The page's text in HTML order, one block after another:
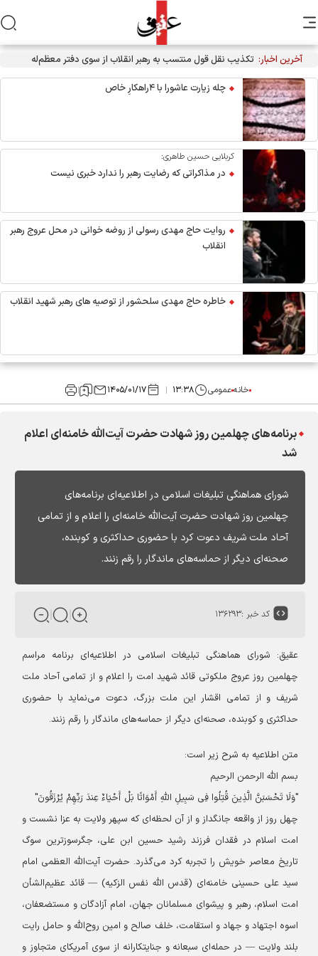
آخرین اخبار: تکذیب نقل قول منتسب به رهبر انقلاب از سوی دفتر معظم‌له
چله زیارت عاشورا با ۴راهکارِ خاص
کربلایی حسین طاهری:
در مذاکراتی که رضایت رهبر را ندارد خبری نیست
روایت حاج مهدی رسولی از روضه خوانی در محل عروج رهبر
انقلاب
خاطره حاج مهدی سلحشور از توصیه های رهبر شهید انقلاب
خانهعمومی ۱۳:۳۸ ۱۴۰۵/۰۱/۱۷
برنامه‌های چهلمین روز شهادت حضرت آیت‌الله خامنه‌ای اعلام
شد
شورای هماهنگی تبلیغات اسلامی در اطلاعیه‌ای برنامه‌های
چهلمین روز شهادت حضرت آیت‌الله خامنه‌ای را اعلام و از تمامی
آحاد ملت شریف دعوت کرد با حضوری حداکثری و کوبنده،
صحنه‌ای دیگر از حماسه‌های ماندگار را رقم زنند.
کد خبر :۱۳۶۲۹۳
عقیق:شورای هماهنگی تبلیغات اسلامی در اطلاعیه‌ای برنامه مراسم
چهلمین روز عروج ملکوتی قائد شهید امت را اعلام و از تمامی آحاد ملت
شریف و از تمامی اقشار این ملت بزرگ، دعوت می‌نماید با حضوری
حداکثری و کوبنده، صحنه‌ای دیگر از حماسه‌های ماندگار را رقم زنند.
متن اطلاعیه به شرح زیر است:
بسم الله الرحمن الرحیم
"وَلَا تَحْسَبَنَّ الَّذِینَ قُتِلُوا فِی سَبِیلِ اللَّهِ أَمْوَاتًا بَلْ أَحْیَاءٌ عِندَ رَبِّهِمْ یُرْزَقُونَ"
چهل روز از واقعه جانگداز و از آن لحظه‌ای که سپهر ولایت به عزا نشست و
امت اسلام در فقدان فرزند رشید حسین ابن علی، جگرسوزترین سوگ
تاریخ معاصر خویش را تجربه کرد می‌گذرد.حضرت آیت‌الله العظمی امام
سید علی حسینی خامنه‌ای (قدس الله نفس الزکیه) — قائد عظیم‌الشأن
امت اسلام، رهبر و پیشوای مسلمانان جهان، امام آزادگان و مستضعفان،
اسوه اجتهاد و جهاد و استقامت، خلف صالح و امین روح‌الله و حامل رایت
بلند ولایت — در حمله‌ای سبعانه و جنایتکارانه از سوی آمریکای متجاوز و